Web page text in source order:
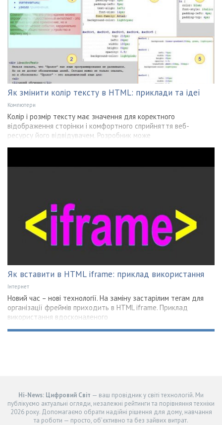
Як змінити колір тексту в HTML: приклади та ідеї
Компютери
Колір і розмір тексту має значення для коректного
відображення сторінки і комфортного сприйняття веб-
ресурсу його відвідувачем. Розробник може
Як вставити в HTML iframe: приклад використання
Інтернет
Новий час – нові технології. На заміну застарілим тегам для
організації фреймів приходить в HTML iframe. Приклад
використання вдосконаленого
Hi-News: Цифровий Світ — ваш провідник у світі технологій. Ми
публікуємо актуальні огляди, незалежні рейтинги та порівняння техніки
2026 року. Допомагаємо обрати надійні рішення для дому, навчання
та роботи — просто, об’єктивно та без зайвих витрат.